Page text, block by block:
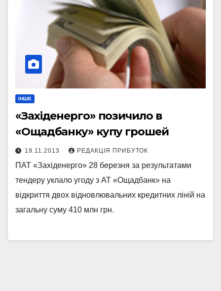
ІНШЕ
«Західенерго» позичило в
«Ощадбанку» купу грошей
19.11.2013 РЕДАКЦІЯ ПРИБУТОК
ПАТ «Західенерго» 28 березня за результатами
тендеру уклало угоду з АТ «Ощадбанк» на
відкриття двох відновлювальних кредитних ліній на
загальну суму 410 млн грн.